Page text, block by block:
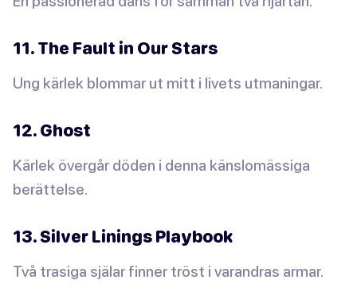
11. The Fault in Our Stars
Ung kärlek blommar ut mitt i livets utmaningar.
12. Ghost
Kärlek övergår döden i denna känslomässiga
berättelse.
13. Silver Linings Playbook
Två trasiga själar finner tröst i varandras armar.